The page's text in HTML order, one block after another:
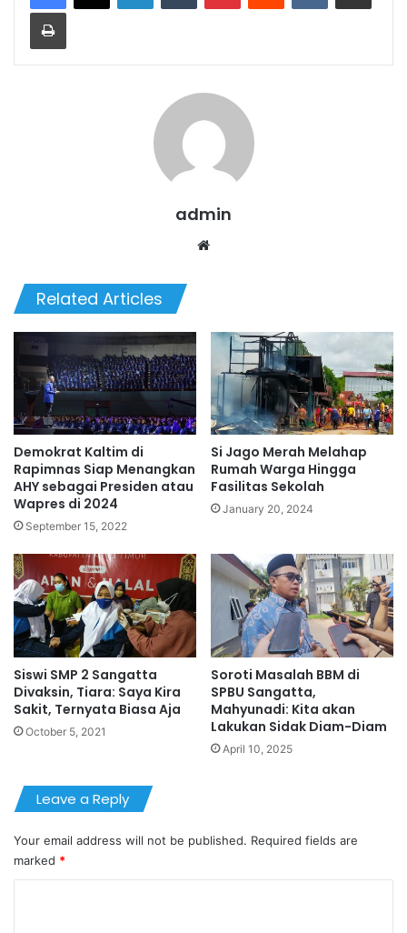
Print
admin
Related Articles
Demokrat Kaltim di
Rapimnas Siap Menangkan
AHY sebagai Presiden atau
Wapres di 2024
September 15, 2022
Si Jago Merah Melahap
Rumah Warga Hingga
Fasilitas Sekolah
January 20, 2024
Siswi SMP 2 Sangatta
Divaksin, Tiara: Saya Kira
Sakit, Ternyata Biasa Aja
October 5, 2021
Soroti Masalah BBM di
SPBU Sangatta,
Mahyunadi: Kita akan
Lakukan Sidak Diam-Diam
April 10, 2025
Leave a Reply
Your email address will not be published. Required fields are
marked *